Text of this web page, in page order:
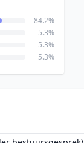
84.2%
5.3%
5.3%
5.3%